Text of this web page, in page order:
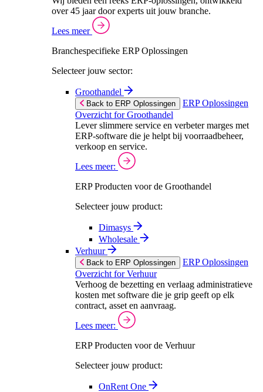
over 45 jaar door experts uit jouw branche.
Lees meer
Branchespecifieke ERP Oplossingen
Selecteer jouw sector:
Groothandel
Back to ERP Oplossingen
ERP Oplossingen
Overzicht for Groothandel
Lever slimmere service en verbeter marges met
ERP-software die je helpt bij voorraadbeheer,
verkoop en service.
Lees meer:
ERP Producten voor de Groothandel
Selecteer jouw product:
Dimasys
Wholesale
Verhuur
Back to ERP Oplossingen
ERP Oplossingen
Overzicht for Verhuur
Verhoog de bezetting en verlaag administratieve
kosten met software die je grip geeft op elk
contract, asset en aanvraag.
Lees meer:
ERP Producten voor de Verhuur
Selecteer jouw product:
OnRent One